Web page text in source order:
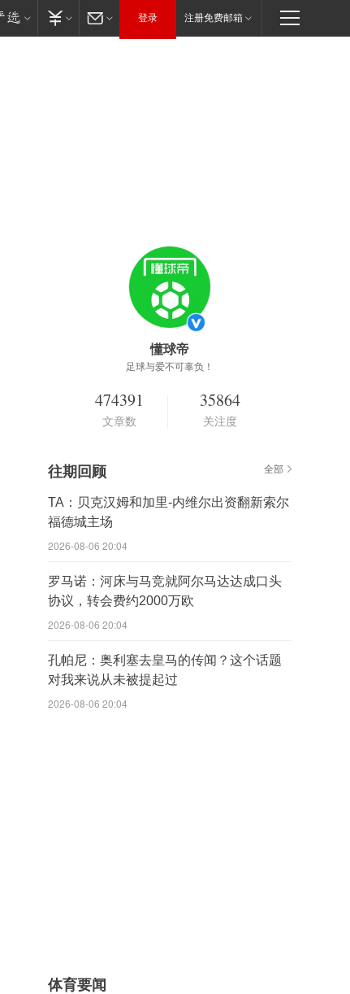
登录 注册免费邮箱
懂球帝
足球与爱不可辜负！
474391
文章数
35864
关注度
往期回顾 全部
TA：贝克汉姆和加里-内维尔出资翻新索尔
福德城主场
2026-08-06 20:04
罗马诺：河床与马竞就阿尔马达达成口头
协议，转会费约2000万欧
2026-08-06 20:04
孔帕尼：奥利塞去皇马的传闻？这个话题
对我来说从未被提起过
2026-08-06 20:04
体育要闻